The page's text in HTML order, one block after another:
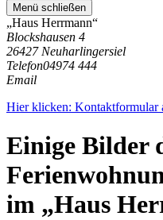
Menü schließen
„Haus Herrmann“
Blockshausen 4
26427 Neuharlingersiel
Telefon04974 444
Email
Hier klicken: Kontaktformular
Einige Bilder
im „Haus